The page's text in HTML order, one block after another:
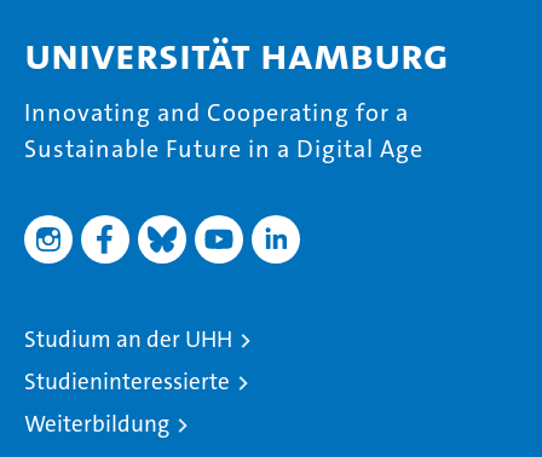
Universität Hamburg
Innovating and Cooperating for a
Sustainable Future in a Digital Age
Studium an der UHH
Studieninteressierte
Weiterbildung